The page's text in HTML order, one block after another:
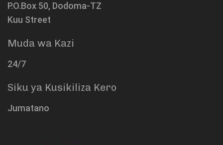
P.O.Box 50, Dodoma-TZ
Kuu Street
Muda wa Kazi
24/7
Siku ya Kusikiliza Kero
Jumatano